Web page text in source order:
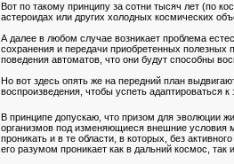
Вот по такому принципу за сотни тысяч лет (по
астероидах или других холодных космических
А далее в любом случае возникает проблема
сохранения и передачи приобретенных полезных
поведения автоматов, что они будут способны
Но вот здесь опять же на передний план
воспроизведения, чтобы успеть адаптироваться
В принципе допускаю, что призом для эволюции
организмов под изменяющиеся внешние условия
проникать и в те области, в которых, без
его разумом проникает как в дальний космос, так